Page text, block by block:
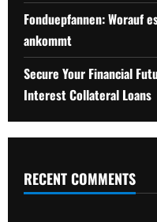
Fonduepfannen: Worauf
ankommt
Secure Your Financial
Interest Collateral Loans
RECENT COMMENTS